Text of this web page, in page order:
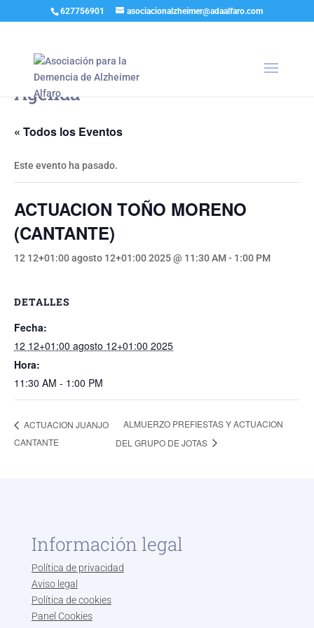
627756901 asociacionalzheimer@adaalfaro.com
Agenda
« Todos los Eventos
Este evento ha pasado.
ACTUACION TOÑO MORENO
(CANTANTE)
12 12+01:00 agosto 12+01:00 2025 @ 11:30 AM- 1:00 PM
DETALLES
Fecha:
12 12+01:00 agosto 12+01:00 2025
Hora:
11:30 AM - 1:00 PM
ACTUACION JUANJO
CANTANTE
ALMUERZO PREFIESTAS Y ACTUACION
DEL GRUPO DE JOTAS
Información legal
Política de privacidad
Aviso legal
Política de cookies
Panel Cookies